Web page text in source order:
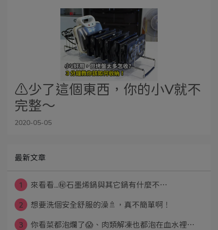
⚠️少了這個東西，你的小V就不
完整～
2020-05-05
最新文章
1 來看看...㊙️石墨烯鍋與其它鍋有什麼不⋯
2 想要洗個安全舒服的澡🚿，真不簡單啊！
3 你看菜都泡爛了😱、肉類解凍也都泡在血水裡⋯